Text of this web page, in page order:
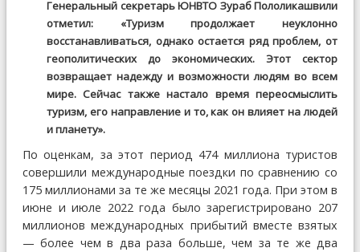
Генеральный секретарь ЮНВТО Зураб Пололикашвили
отметил: «Туризм продолжает неуклонно
восстанавливаться, однако остается ряд проблем, от
геополитических до экономических. Этот сектор
возвращает надежду и возможности людям во всем
мире. Сейчас также настало время переосмыслить
туризм, его направление и то, как он влияет на людей
и планету».
По оценкам, за этот период 474 миллиона туристов
совершили международные поездки по сравнению со
175 миллионами за те же месяцы 2021 года. При этом в
июне и июле 2022 года было зарегистрировано 207
миллионов международных прибытий вместе взятых
— более чем в два раза больше, чем за те же два